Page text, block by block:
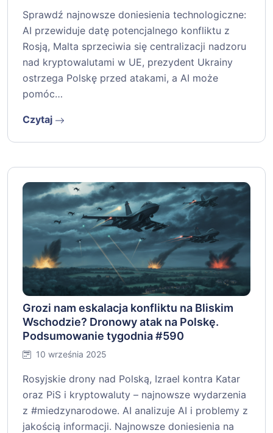
Sprawdź najnowsze doniesienia technologiczne:
AI przewiduje datę potencjalnego konfliktu z
Rosją, Malta sprzeciwia się centralizacji nadzoru
nad kryptowalutami w UE, prezydent Ukrainy
ostrzega Polskę przed atakami, a AI może
pomóc…
Czytaj
Grozi nam eskalacja konfliktu na Bliskim
Wschodzie? Dronowy atak na Polskę.
Podsumowanie tygodnia #590
10 września 2025
Rosyjskie drony nad Polską, Izrael kontra Katar
oraz PiS i kryptowaluty – najnowsze wydarzenia
z #miedzynarodowe. AI analizuje AI i problemy z
jakością informacji. Najnowsze doniesienia na